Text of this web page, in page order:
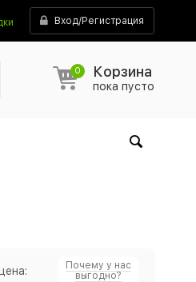
Вход/Регистрация
0 Корзина
пока пусто
Почему у нас
выгодно?